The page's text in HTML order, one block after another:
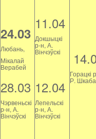
24.03
Любань,
Мікалай
Верабей
28.03
Чэрвеньскі
р-н, А.
Вінчэўскі
11.04
Докшыцкі
р-н, А.
Вінчэўскі
12.04
Лепельскі
р-н, А.
Вінчэўскі
Горацкі
Р.